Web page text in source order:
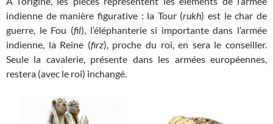
indienne de manière figurative : la Tour (rukh) est le char de
guerre, le Fou (fil), l’éléphanterie si importante dans l’armée
indienne, la Reine (firz), proche du roi, en sera le conseiller.
Seule la cavalerie, présente dans les armées européennes,
restera (avec le roi) inchangé.